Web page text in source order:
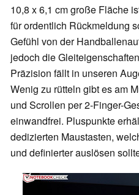
10,8 x 6,1 cm große Fläche
für ordentlich Rückmeldung
Gefühl von der
jedoch die
Präzision fällt in unseren
Wenig zu rütteln gibt es am
und Scrollen per 2-Finger-
einwandfrei. Pluspunkte
dedizierten Maustasten,
und definierter auslösen